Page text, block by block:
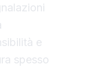
e
spesso